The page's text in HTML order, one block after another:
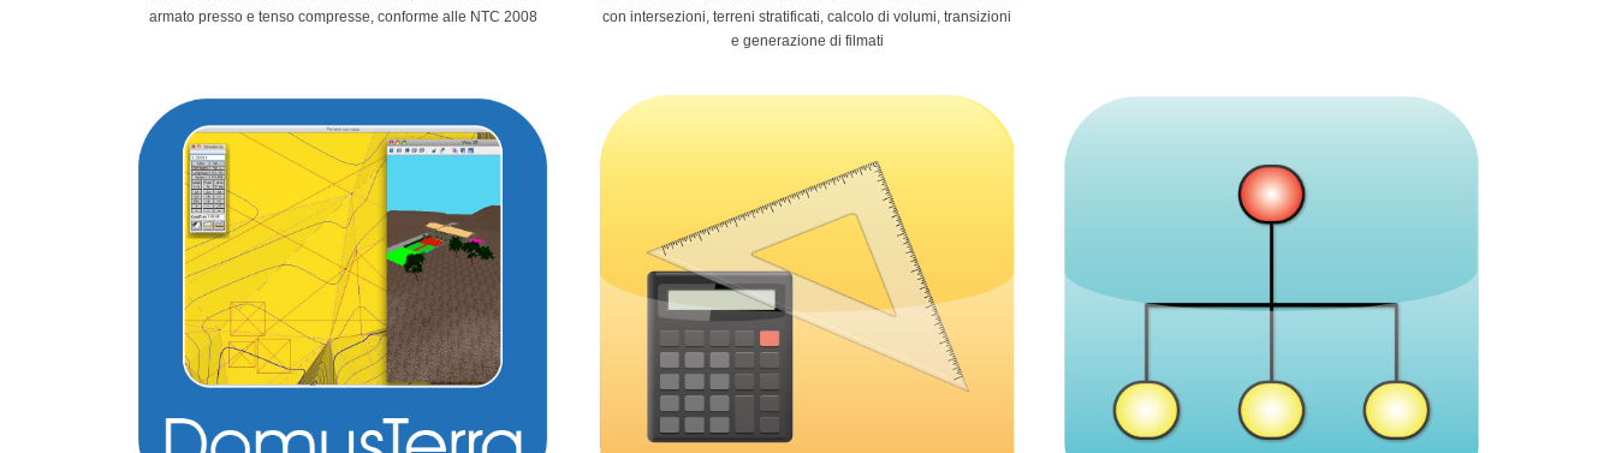
armato presso e tenso compresse, conforme alle NTC 2008
con intersezioni, terreni stratificati, calcolo di volumi, transizioni
e generazione di filmati